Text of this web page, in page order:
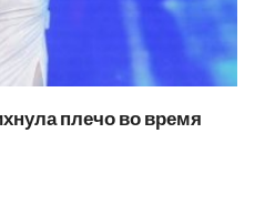
плечо во время